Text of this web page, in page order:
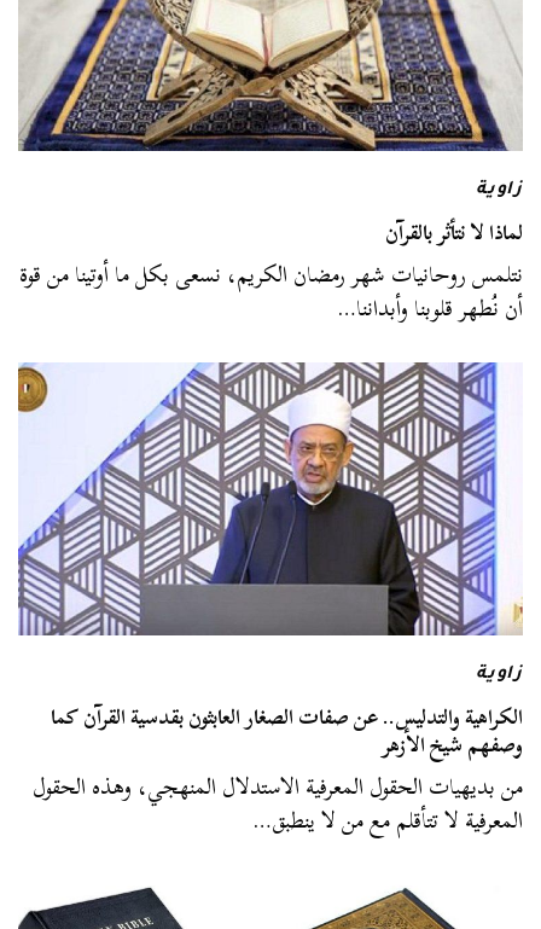
زاوية
لماذا لا نتأثر بالقرآن
نتلمس روحانيات شهر رمضان الكريم، نسعى بكل ما أوتينا من قوة
أن نُطهر قلوبنا وأبداننا…
زاوية
الكراهية والتدليس.. عن صفات الصغار العابثون بقدسية القرآن كما
وصفهم شيخ الأزهر
من بديهيات الحقول المعرفية الاستدلال المنهجي، وهذه الحقول
المعرفية لا تتأقلم مع من لا ينطبق…